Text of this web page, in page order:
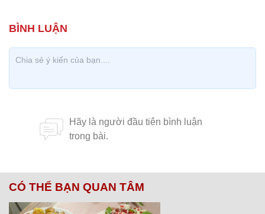
CÓ THỂ BẠN QUAN TÂM